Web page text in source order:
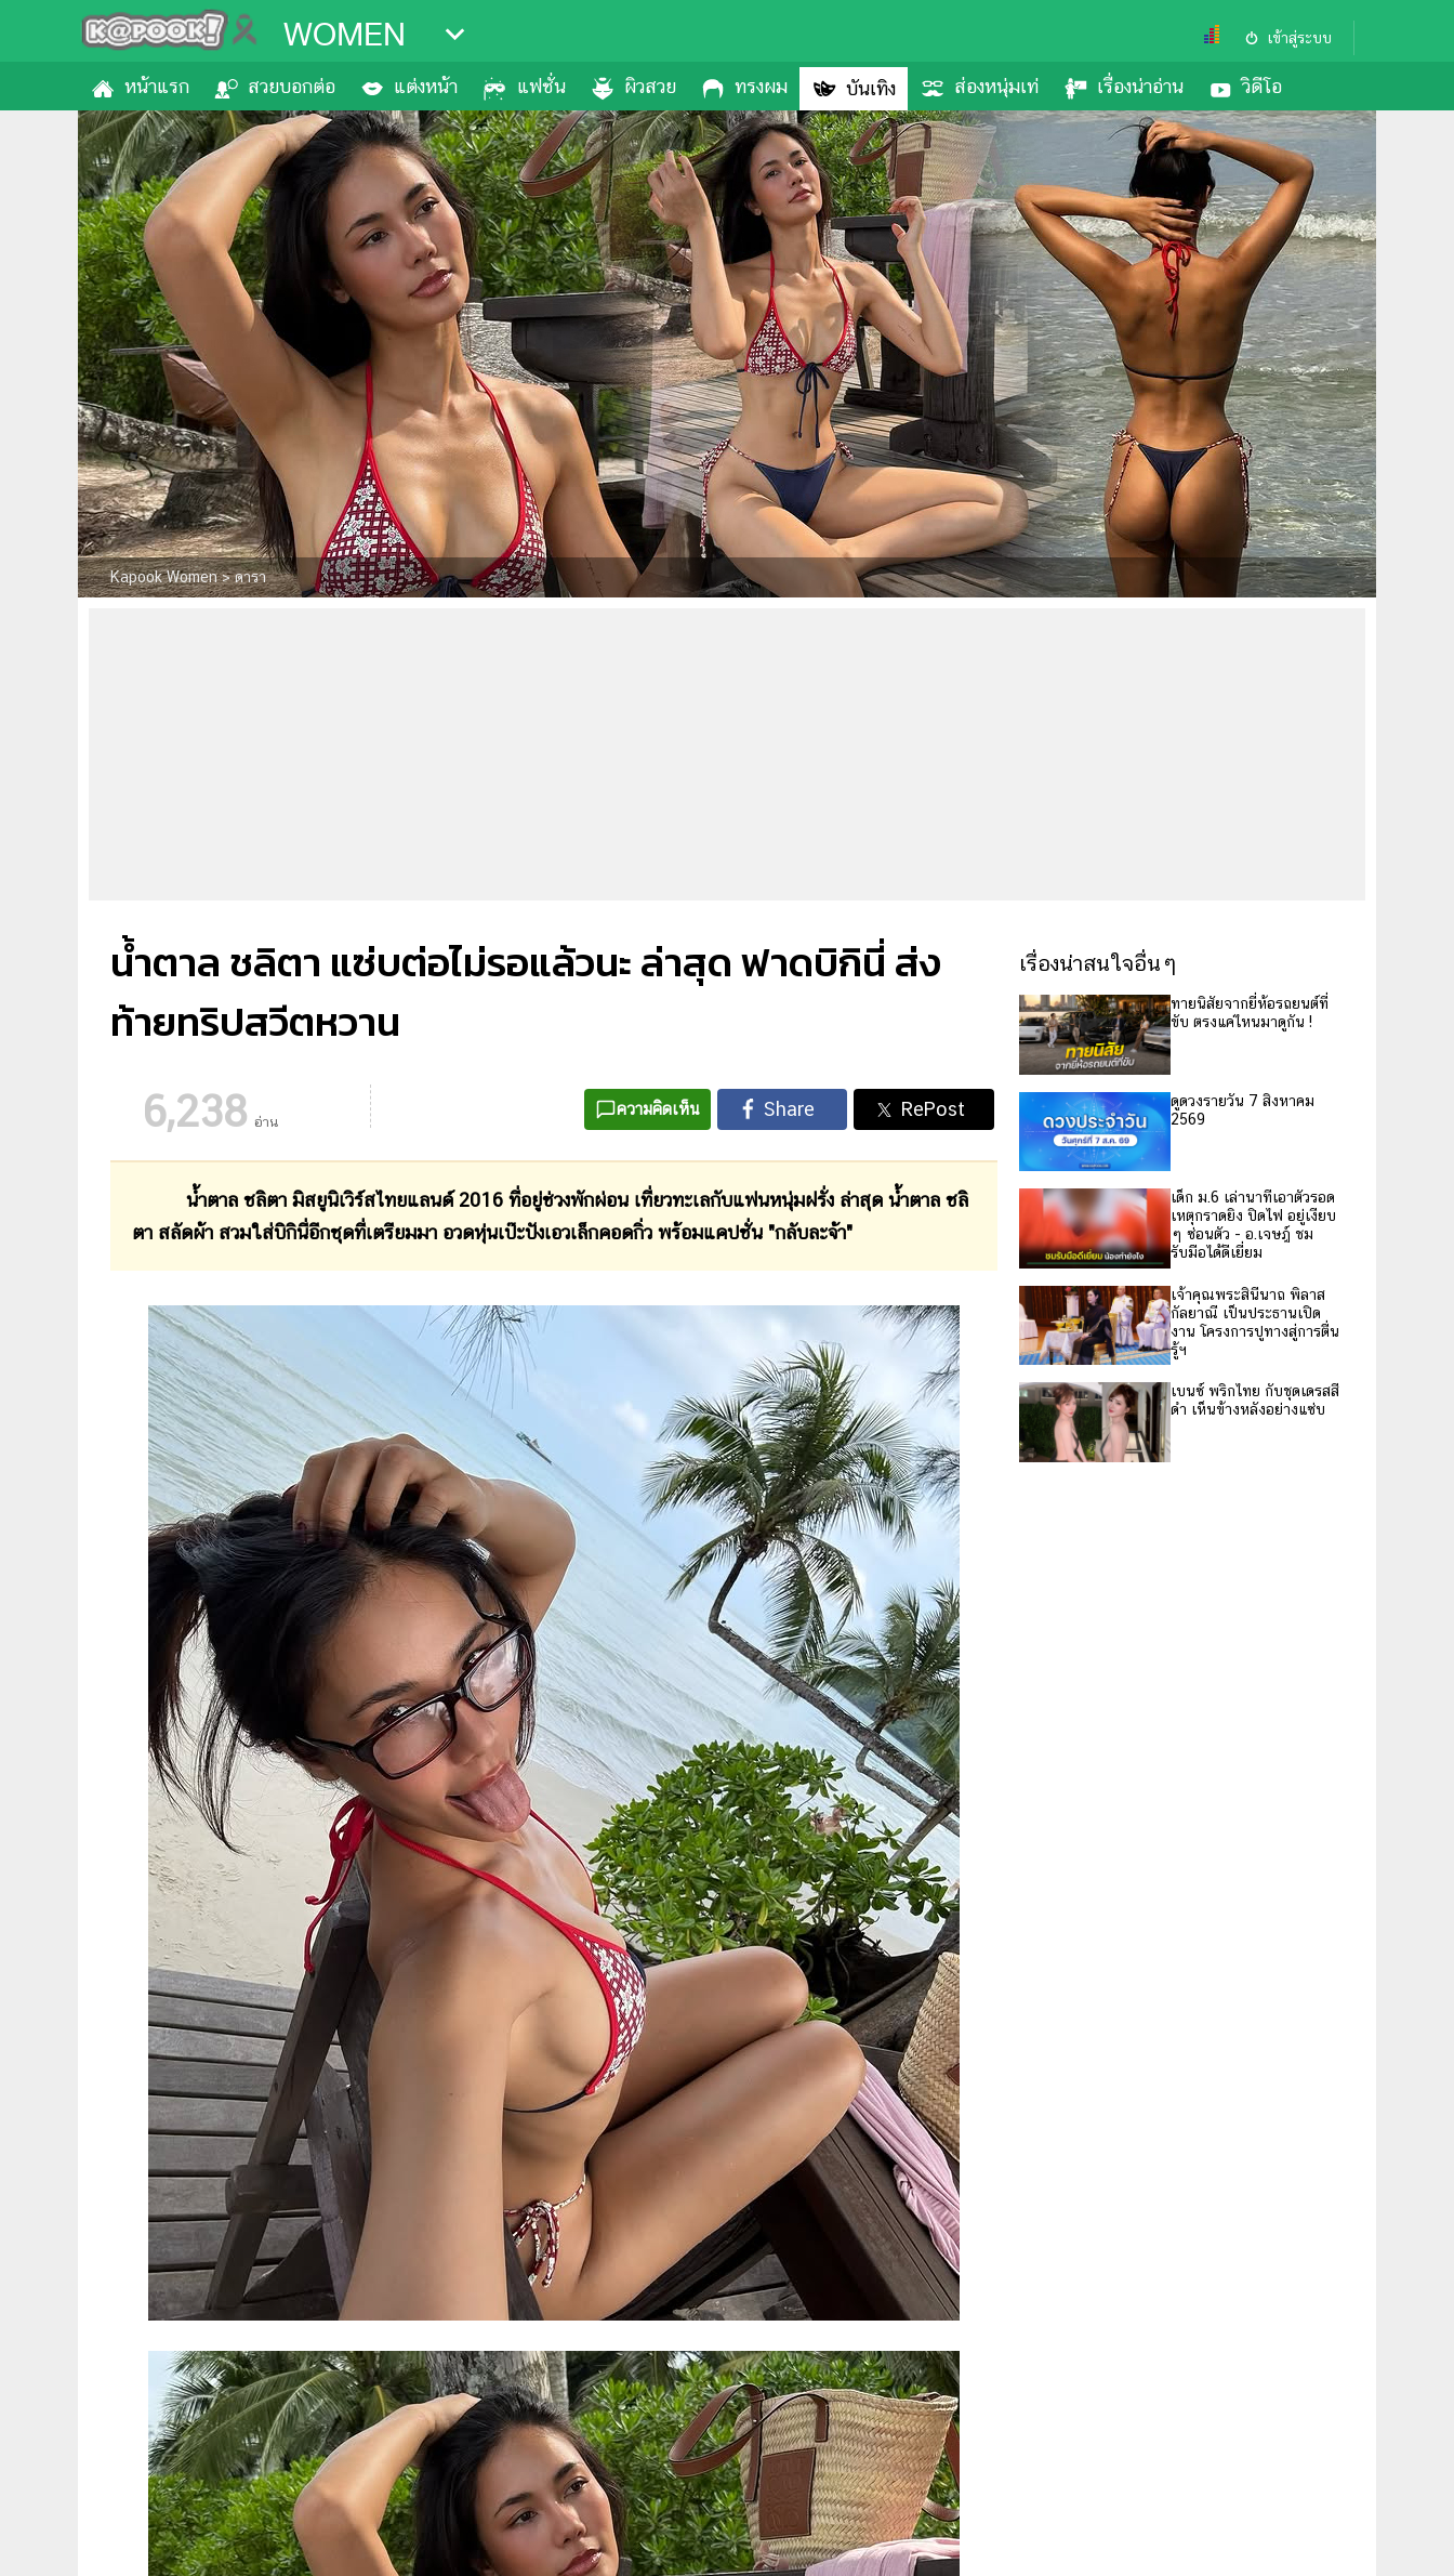
WOMEN เข้าสู่ระบบ
หน้าแรก สวยบอกต่อ แต่งหน้า แฟชั่น ผิวสวย ทรงผม บันเทิง ส่องหนุ่มเท่ เรื่องน่าอ่าน วิดีโอ
Kapook Women>ดารา
น้ำตาล ชลิตา แซ่บต่อไม่รอแล้วนะ ล่าสุด ฟาดบิกินี่ ส่ง
ท้ายทริปสวีตหวาน
6,238 อ่าน
ความคิดเห็น
น้ำตาล ชลิตา มิสยูนิเวิร์สไทยแลนด์ 2016 ที่อยู่ช่วงพักผ่อน เที่ยวทะเลกับแฟนหนุ่มฝรั่ง ล่าสุด น้ำตาล ชลิ
ตา สลัดผ้า สวมใส่บิกินี่อีกชุดที่เตรียมมา อวดหุ่นเป๊ะปังเอวเล็กคอดกิ่ว พร้อมแคปชั่น "กลับละจ้า"
เรื่องน่าสนใจอื่นๆ
ทายนิสัยจากยี่ห้อรถยนต์ที่
ขับ ตรงแค่ไหนมาดูกัน !
ดูดวงรายวัน 7 สิงหาคม
2569
เด็ก ม.6 เล่านาทีเอาตัวรอด
เหตุกราดยิง ปิดไฟ อยู่เงียบ
ๆ ซ่อนตัว - อ.เจษฎ์ ชม
รับมือได้ดีเยี่ยม
เจ้าคุณพระสินีนาถ พิลาส
กัลยาณี เป็นประธานเปิด
งาน โครงการปูทางสู่การตื่น
รู้ฯ
เบนซ์ พริกไทย กับชุดเดรสสี
ดำ เห็นข้างหลังอย่างแซ่บ